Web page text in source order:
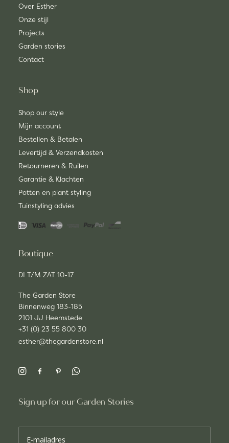
Over Esther
Onze stijl
Projects
Garden stories
Contact
Shop
Shop our style
Mijn account
Bestellen & Betalen
Levertijd & Verzendkosten
Retourneren & Ruilen
Garantie & Klachten
Potten en plant styling
Tuinstyling advies
Boutique
DI T/M ZAT 10-17
The Garden Store
Binnenweg 183-185
2101 JJ Heemstede
+31 (0) 23 55 800 30
esther@thegardenstore.nl
Sign up for our Garden Stories